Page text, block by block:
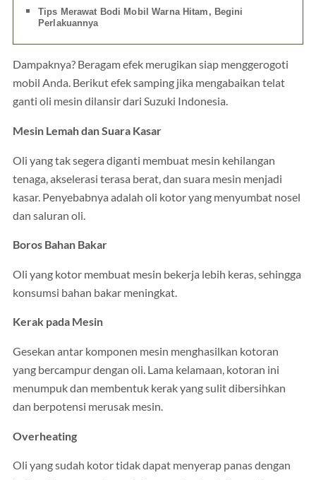
Tips Merawat Bodi Mobil Warna Hitam, Begini
Perlakuannya
Dampaknya? Beragam efek merugikan siap menggerogoti
mobil Anda. Berikut efek samping jika mengabaikan telat
ganti oli mesin dilansir dari Suzuki Indonesia.
Mesin Lemah dan Suara Kasar
Oli yang tak segera diganti membuat mesin kehilangan
tenaga, akselerasi terasa berat, dan suara mesin menjadi
kasar. Penyebabnya adalah oli kotor yang menyumbat nosel
dan saluran oli.
Boros Bahan Bakar
Oli yang kotor membuat mesin bekerja lebih keras, sehingga
konsumsi bahan bakar meningkat.
Kerak pada Mesin
Gesekan antar komponen mesin menghasilkan kotoran
yang bercampur dengan oli. Lama kelamaan, kotoran ini
menumpuk dan membentuk kerak yang sulit dibersihkan
dan berpotensi merusak mesin.
Overheating
Oli yang sudah kotor tidak dapat menyerap panas dengan